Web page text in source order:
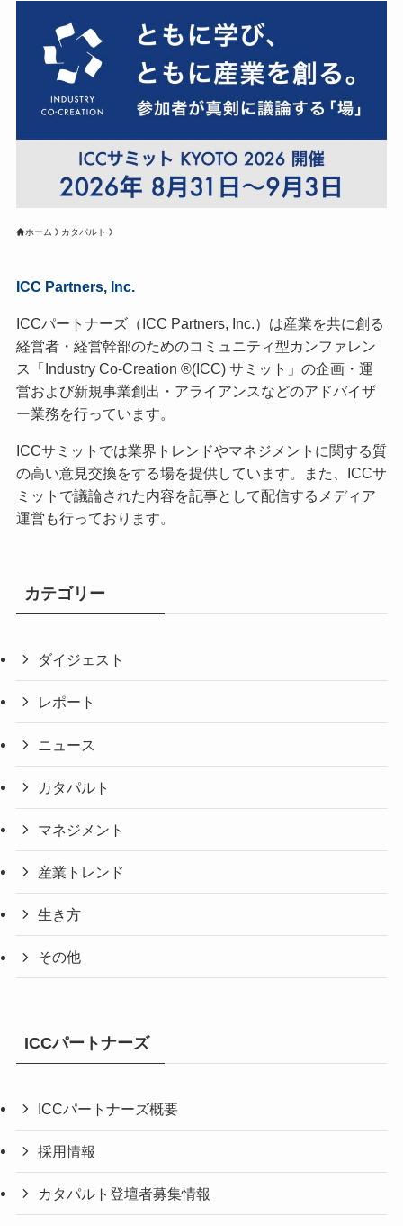
ホーム カタパルト
ICC Partners, Inc.
ICCパートナーズ（ICC Partners, Inc.）は産業を共に創る
経営者・経営幹部のためのコミュニティ型カンファレン
ス「Industry Co-Creation ®(ICC) サミット」の企画・運
営および新規事業創出・アライアンスなどのアドバイザ
ー業務を行っています。
ICCサミットでは業界トレンドやマネジメントに関する質
の高い意見交換をする場を提供しています。また、ICCサ
ミットで議論された内容を記事として配信するメディア
運営も行っております。
カテゴリー
ダイジェスト
レポート
ニュース
カタパルト
マネジメント
産業トレンド
生き方
その他
ICCパートナーズ
ICCパートナーズ概要
採用情報
カタパルト登壇者募集情報